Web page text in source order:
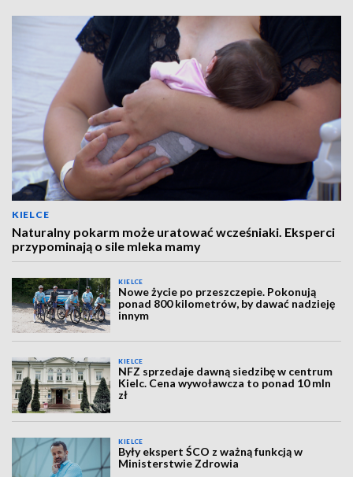
KIELCE
Naturalny pokarm może uratować wcześniaki. Eksperci
przypominają o sile mleka mamy
KIELCE
Nowe życie po przeszczepie. Pokonują
ponad 800 kilometrów, by dawać nadzieję
innym
KIELCE
NFZ sprzedaje dawną siedzibę w centrum
Kielc. Cena wywoławcza to ponad 10 mln
zł
KIELCE
Były ekspert ŚCO z ważną funkcją w
Ministerstwie Zdrowia